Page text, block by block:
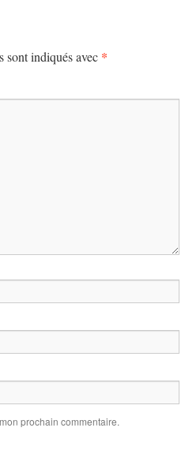
sont indiqués avec *
prochain commentaire.